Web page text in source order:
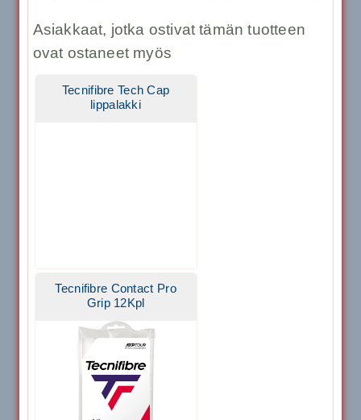
Asiakkaat, jotka ostivat tämän tuotteen
ovat ostaneet myös
Tecnifibre Tech Cap
lippalakki
Tecnifibre Contact Pro
Grip 12Kpl